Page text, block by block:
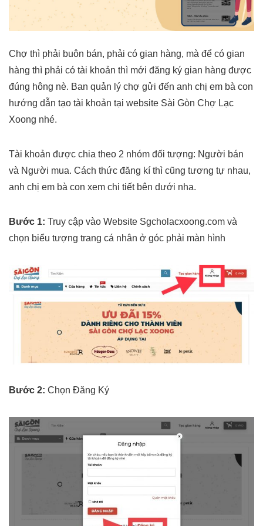
Chợ thì phải buôn bán, phải có gian hàng, mà để có gian
hàng thì phải có tài khoản thì mới đăng ký gian hàng được
đúng hông nè. Ban quản lý chợ gửi đến anh chị em bà con
hướng dẫn tạo tài khoản tại website Sài Gòn Chợ Lạc
Xoong nhé.
Tài khoản được chia theo 2 nhóm đối tượng: Người bán
và Người mua. Cách thức đăng kí thì cũng tương tự nhau,
anh chị em bà con xem chi tiết bên dưới nha.
Bước 1: Truy cập vào Website Sgcholacxoong.com và
chọn biểu tượng trang cá nhân ở góc phải màn hình
Bước 2: Chọn Đăng Ký